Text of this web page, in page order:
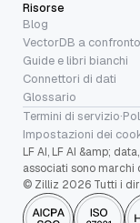
Risorse
Blog
VectorDB a confronto
Guide e libri bianchi
Connettori di dati
Glossario
Termini di servizio·
Impostazioni dei
LF AI, LF AI &amp;
associati sono marchi
© Zilliz 2026 Tutti i